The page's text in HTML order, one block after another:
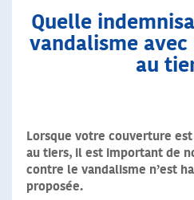
Quelle
vandalisme avec
au
Lorsque votre couverture
au tiers, il est important de
contre le vandalisme n’est
proposée.